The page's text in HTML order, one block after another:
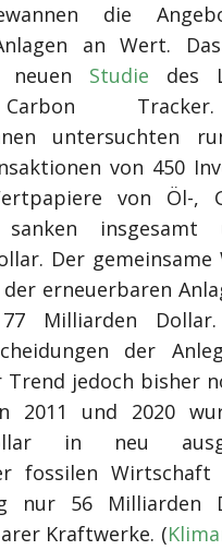
die
an Wert.
neuen Studie des
untersuchten
von 450
von Öl-,
sanken
Der
erneuerbaren
Milliarden
der
Trend jedoch bisher
2011 und 2020
in neu
fossilen Wirtschaft
nur 56 Milliarden
Kraftwerke. (